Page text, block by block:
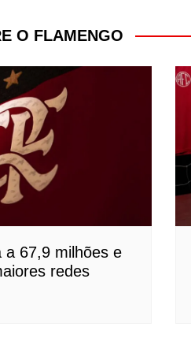
O FLAMENGO
a 67,9 milhões e
redes